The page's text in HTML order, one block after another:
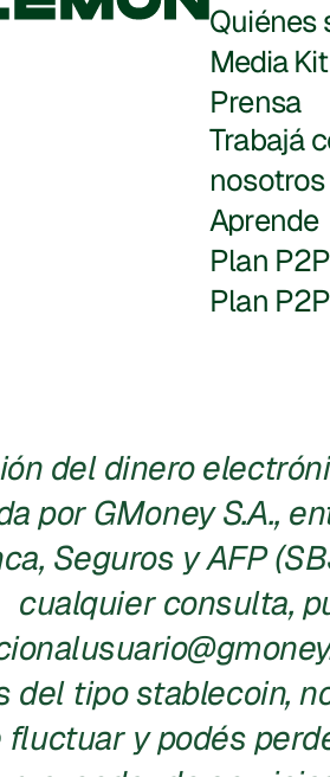
Quiénes
Media Kit
Prensa
Trabajá
nosotros
Aprende
Plan P2P
Plan P2P
del dinero
por GMoney S.A.,
Seguros y AFP
cualquier consulta,
del tipo stablecoin,
y podés